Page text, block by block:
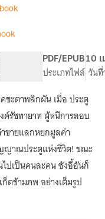
PDF/EPUB
ประเภทไฟล์
10
วันที่
ชะตาพลิกผัน เมื่อ ประตู
ค์รัชทายาท ผู้หนีการลอบ
ขายแลกหยกมูลค่า
ญาณประตูแห่งชีวิต! ขณะ
ปเป็นคนละคน ซังอี้อันก็
ก็ตข้ามภพ อย่างเต็มรูป